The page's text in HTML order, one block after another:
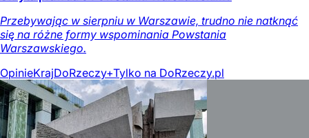
Przebywając w sierpniu w Warszawie, trudno nie natknąć
się na różne formy wspominania Powstania
Warszawskiego.
OpinieKrajDoRzeczy+Tylko na DoRzeczy.pl